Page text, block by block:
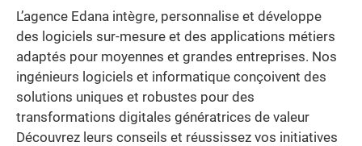
L’agence Edana intègre, personnalise et développe
des logiciels sur-mesure et des applications métiers
adaptés pour moyennes et grandes entreprises. Nos
ingénieurs logiciels et informatique conçoivent des
solutions uniques et robustes pour des
transformations digitales génératrices de valeur
Découvrez leurs conseils et réussissez vos initiatives